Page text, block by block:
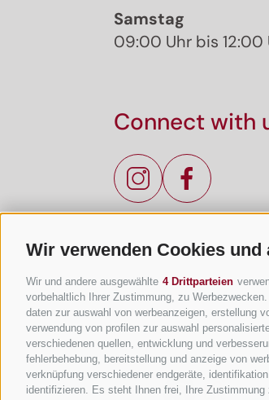
Wir verwenden Cookies und
Wir und andere ausgewählte 4 Drittparteien
vorbehaltlich Ihrer Zustimmung, zu
daten zur auswahl von werbeanzeigen, erstellung
verwendung von profilen zur auswahl
verschiedenen quellen, entwicklung und
fehlerbehebung, bereitstellung und anzeige von
verknüpfung verschiedener endgeräte,
identifizieren. Es steht Ihnen frei, Ihre
Samstag
09:00 Uhr bis 12:00
Connect with